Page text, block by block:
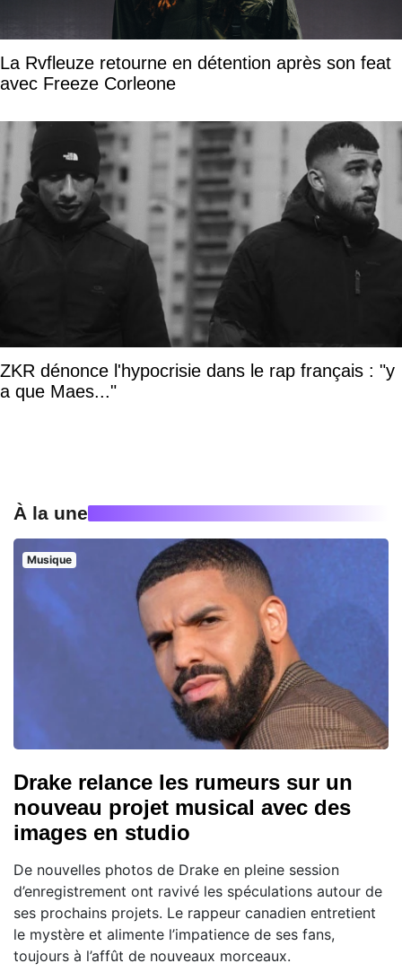
La Rvfleuze retourne en détention après son feat
avec Freeze Corleone
ZKR dénonce l'hypocrisie dans le rap français : "y
a que Maes..."
À la une
Musique
Drake relance les rumeurs sur un
nouveau projet musical avec des
images en studio
De nouvelles photos de Drake en pleine session
d’enregistrement ont ravivé les spéculations autour de
ses prochains projets. Le rappeur canadien entretient
le mystère et alimente l’impatience de ses fans,
toujours à l’affût de nouveaux morceaux.